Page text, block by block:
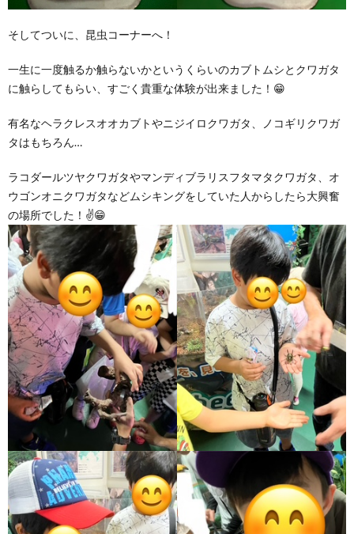
そしてついに、昆虫コーナーへ！
一生に一度触るか触らないかというくらいのカブトムシとクワガタ
に触らしてもらい、すごく貴重な体験が出来ました！😁
有名なヘラクレスオオカブトやニジイロクワガタ、ノコギリクワガ
タはもちろん…
ラコダールツヤクワガタやマンディブラリスフタマタクワガタ、オ
ウゴンオニクワガタなどムシキングをしていた人からしたら大興奮
の場所でした！✌️😁